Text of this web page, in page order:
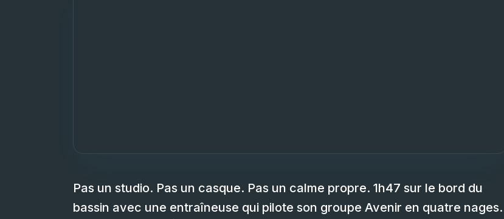
Pas un studio. Pas un casque. Pas un calme propre. 1h47 sur le bord du
bassin avec une entraîneuse qui pilote son groupe Avenir en quatre nages.